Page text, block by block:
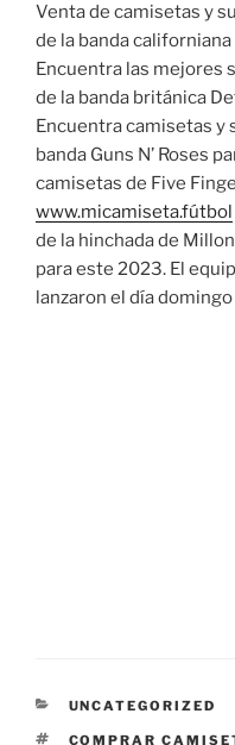
Venta de camisetas y
de la banda
Encuentra las mejores
de la banda británica
Encuentra camisetas y
banda Guns N’ Roses
camisetas de Five
www.micamiseta.fútbol
de la hinchada de
para este 2023. El
lanzaron el día
CATEGORÍAS
UNCATEGORIZED
ETIQUETAS
COMPRAR